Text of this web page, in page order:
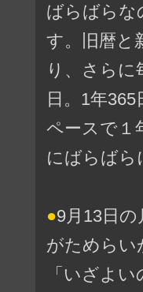
ばらばらな
す。旧暦と
り、さらに
日。1年
ペースで１
にばらばら
●9月13日
がためらい
「いざよ